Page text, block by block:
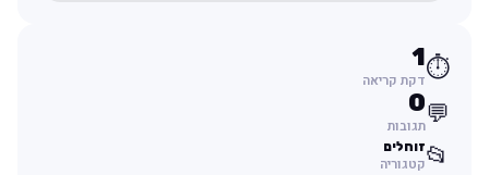
⏱️
1
דקת קריאה
💬
0
תגובות
📂זוחלים
קטגוריה